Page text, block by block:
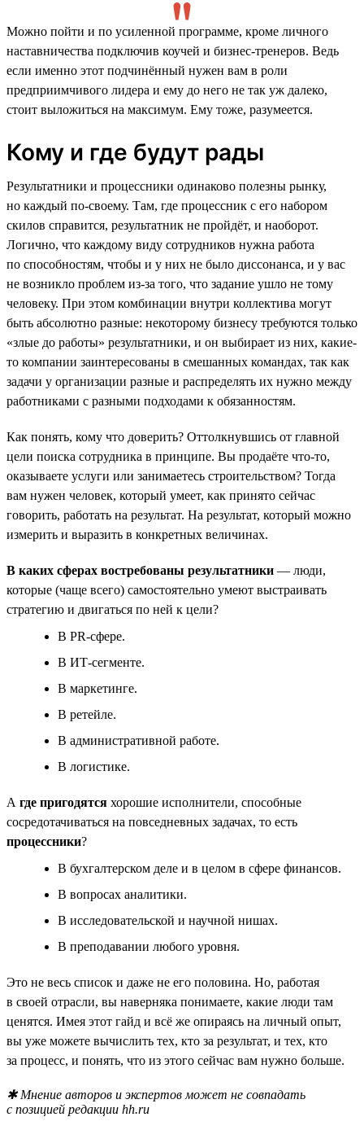
Можно пойти и по усиленной программе, кроме личного
наставничества подключив коучей и бизнес-тренеров. Ведь
если именно этот подчинённый нужен вам в роли
предприимчивого лидера и ему до него не так уж далеко,
стоит выложиться на максимум. Ему тоже, разумеется.
Кому и где будут рады
Результатники и процессники одинаково полезны рынку,
но каждый по-своему. Там, где процессник с его набором
скилов справится, результатник не пройдёт, и наоборот.
Логично, что каждому виду сотрудников нужна работа
по способностям, чтобы и у них не было диссонанса, и у вас
не возникло проблем из-за того, что задание ушло не тому
человеку. При этом комбинации внутри коллектива могут
быть абсолютно разные: некоторому бизнесу требуются только
«злые до работы» результатники, и он выбирает из них, какие-
то компании заинтересованы в смешанных командах, так как
задачи у организации разные и распределять их нужно между
работниками с разными подходами к обязанностям.
Как понять, кому что доверить? Оттолкнувшись от главной
цели поиска сотрудника в принципе. Вы продаёте что-то,
оказываете услуги или занимаетесь строительством? Тогда
вам нужен человек, который умеет, как принято сейчас
говорить, работать на результат. На результат, который можно
измерить и выразить в конкретных величинах.
В каких сферах востребованы результатники — люди,
которые (чаще всего) самостоятельно умеют выстраивать
стратегию и двигаться по ней к цели?
В PR-сфере.
В ИТ-сегменте.
В маркетинге.
В ретейле.
В административной работе.
В логистике.
А где пригодятся хорошие исполнители, способные
сосредотачиваться на повседневных задачах, то есть
процессники?
В бухгалтерском деле и в целом в сфере финансов.
В вопросах аналитики.
В исследовательской и научной нишах.
В преподавании любого уровня.
Это не весь список и даже не его половина. Но, работая
в своей отрасли, вы наверняка понимаете, какие люди там
ценятся. Имея этот гайд и всё же опираясь на личный опыт,
вы уже можете вычислить тех, кто за результат, и тех, кто
за процесс, и понять, что из этого сейчас вам нужно больше.
✱ Мнение авторов и экспертов может не совпадать
с позицией редакции hh.ru